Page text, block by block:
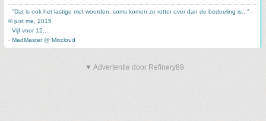
- "Dat is ook het lastige met woorden, soms komen ze rotter over dan de bedoeling is..." -
© just me, 2015
- Vijf voor 12...
- MadMaster @ Mixcloud
▼ Advertentie door Refinery89